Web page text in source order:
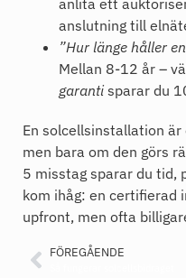
anlita ett
anslutning till
”Hur länge håller
Mellan 8-12 år –
garantisparar du
En solcellsinstallation
men bara om den görs
5 misstag sparar du tid,
kom ihåg: en certifierad
upfront, men ofta
FÖREGÅENDE